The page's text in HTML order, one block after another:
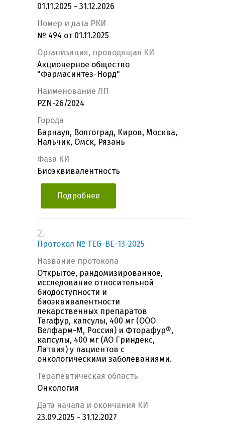
01.11.2025 - 31.12.2026
Номер и дата РКИ
№ 494 от 01.11.2025
Организация, проводящая КИ
Акционерное общество
"Фармасинтез-Норд"
Наименование ЛП
PZN-26/2024
Города
Барнаул, Волгоград, Киров, Москва,
Нальчик, Омск, Рязань
Фаза КИ
Биоэквивалентность
Подробнее
2.
Протокол № TEG-BE-13-2025
Название протокола
Открытое, рандомизированное,
исследование относительной
биодоступности и
биоэквивалентности
лекарственных препаратов
Тегафур, капсулы, 400 мг (ООО
Велфарм-М, Россия) и Фторафур®,
капсулы, 400 мг (АО Гриндекс,
Латвия) у пациентов с
онкологическими заболеваниями.
Терапевтическая область
Онкология
Дата начала и окончания КИ
23.09.2025 - 31.12.2027